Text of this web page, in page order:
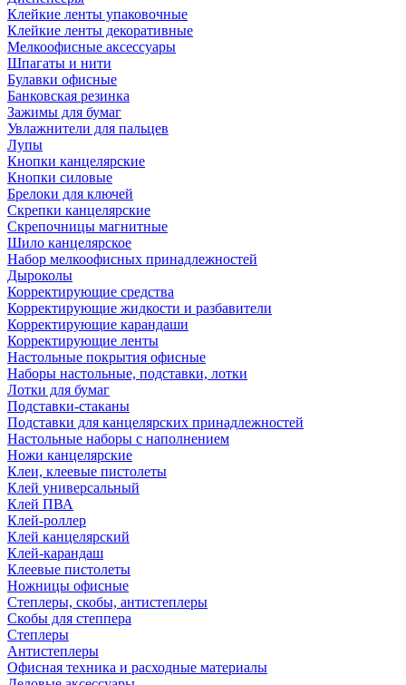
Клейкие ленты упаковочные
Клейкие ленты декоративные
Мелкоофисные аксессуары
Шпагаты и нити
Булавки офисные
Банковская резинка
Зажимы для бумаг
Увлажнители для пальцев
Лупы
Кнопки канцелярские
Кнопки силовые
Брелоки для ключей
Скрепки канцелярские
Скрепочницы магнитные
Шило канцелярское
Набор мелкоофисных принадлежностей
Дыроколы
Корректирующие средства
Корректирующие жидкости и разбавители
Корректирующие карандаши
Корректирующие ленты
Настольные покрытия офисные
Наборы настольные, подставки, лотки
Лотки для бумаг
Подставки-стаканы
Подставки для канцелярских принадлежностей
Настольные наборы с наполнением
Ножи канцелярские
Клеи, клеевые пистолеты
Клей универсальный
Клей ПВА
Клей-роллер
Клей канцелярский
Клей-карандаш
Клеевые пистолеты
Ножницы офисные
Степлеры, скобы, антистеплеры
Скобы для степпера
Степлеры
Антистеплеры
Офисная техника и расходные материалы